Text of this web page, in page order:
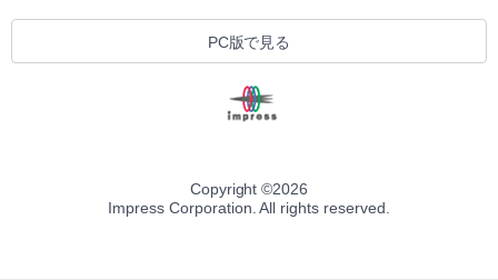
PC版で見る
Copyright ©2026
Impress Corporation. All rights reserved.